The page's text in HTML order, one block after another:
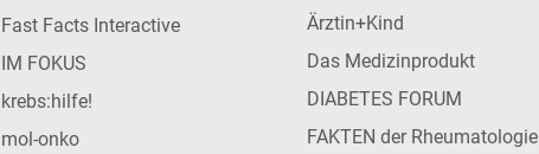
Fast Facts Interactive
IM FOKUS
krebs:hilfe!
mol-onko
Ärztin+Kind
Das Medizinprodukt
DIABETES FORUM
FAKTEN der Rheumatologie